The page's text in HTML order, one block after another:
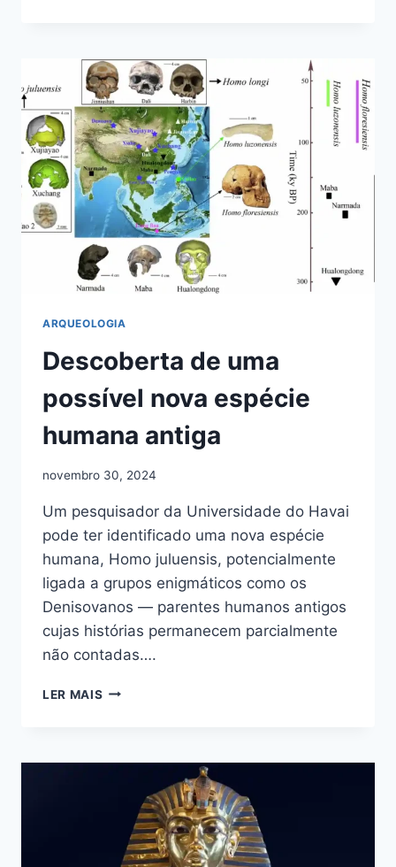
ANOS
DESCOBERTA
EM
ISRAEL
ARQUEOLOGIA
Descoberta de uma
possível nova espécie
humana antiga
novembro 30, 2024
Um pesquisador da Universidade do Havai
pode ter identificado uma nova espécie
humana, Homo juluensis, potencialmente
ligada a grupos enigmáticos como os
Denisovanos — parentes humanos antigos
cujas histórias permanecem parcialmente
não contadas….
LER MAIS DESCOBERTA
NOVA
HUMANA
ANTIGA